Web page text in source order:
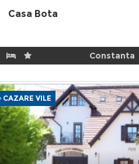
Casa Bota
Constanta
CAZARE VILE